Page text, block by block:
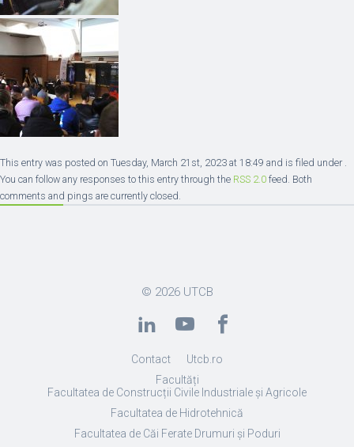
This entry was posted on Tuesday, March 21st, 2023 at 18:49 and is filed under .
You can follow any responses to this entry through the RSS 2.0 feed. Both
comments and pings are currently closed.
© 2026 UTCB
Contact
Utcb.ro
Facultăți
Facultatea de Construcții Civile Industriale și Agricole
Facultatea de Hidrotehnică
Facultatea de Căi Ferate Drumuri și Poduri